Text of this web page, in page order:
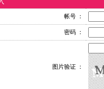
帐号 ：
密码 ：
图片验证 ：